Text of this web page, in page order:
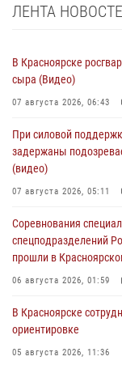
ЛЕНТА
В Красноярске
сыра (Видео)
07 августа 2026, 06:43
При силовой
задержаны
(видео)
07 августа 2026, 05:11
Соревнования
спецподразделений
прошли в
06 августа 2026, 01:59
В Красноярске
ориентировке
05 августа 2026, 11:36